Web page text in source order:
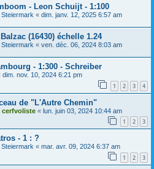
- Leon Schuijt - 1:100
« dim. janv. 12, 2025 6:57 am
(16430) échelle 1.24
« ven. déc. 06, 2024 8:03 am
- 1:300 - Schreiber
dim. nov. 10, 2024 6:21 pm
1 2 3 4
de "L'Autre Chemin"
cerfvoliste « lun. juin 03, 2024 10:44 am
1 2 3
- 1 : ?
Steiermark « mar. avr. 09, 2024 6:37 am
1 2 3